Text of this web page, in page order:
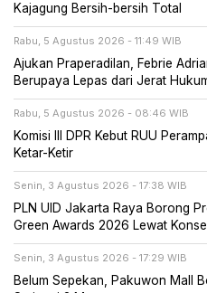
Kajagung Bersih-bersih Total
Rabu, 5 Agustus 2026 - 11:49 WIB
Ajukan Praperadilan, Febrie
Berupaya Lepas dari Jerat
Rabu, 5 Agustus 2026 - 08:46 WIB
Komisi III DPR Kebut RUU
Ketar-Ketir
Senin, 3 Agustus 2026 - 17:38 WIB
PLN UID Jakarta Raya Borong
Green Awards 2026 Lewat
Senin, 3 Agustus 2026 - 17:29 WIB
Belum Sepekan, Pakuwon Mall